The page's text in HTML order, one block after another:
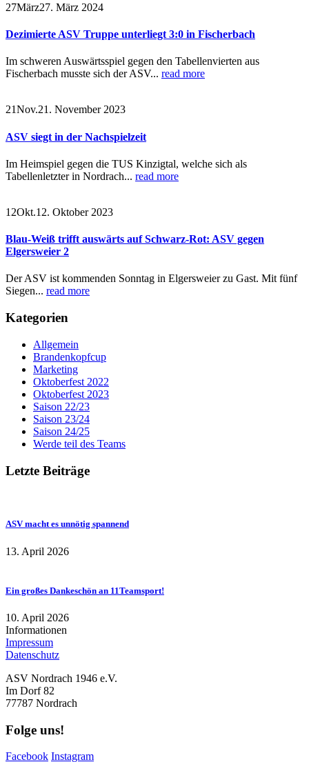
27März27. März 2024
Dezimierte ASV Truppe unterliegt 3:0 in Fischerbach
Im schweren Auswärtsspiel gegen den Tabellenvierten aus
Fischerbach musste sich der ASV... read more
21Nov.21. November 2023
ASV siegt in der Nachspielzeit
Im Heimspiel gegen die TUS Kinzigtal, welche sich als
Tabellenletzter in Nordrach... read more
12Okt.12. Oktober 2023
Blau-Weiß trifft auswärts auf Schwarz-Rot: ASV gegen
Elgersweier 2
Der ASV ist kommenden Sonntag in Elgersweier zu Gast. Mit fünf
Siegen... read more
Kategorien
Allgemein
Brandenkopfcup
Marketing
Oktoberfest 2022
Oktoberfest 2023
Saison 22/23
Saison 23/24
Saison 24/25
Werde teil des Teams
Letzte Beiträge
ASV macht es unnötig spannend
13. April 2026
Ein großes Dankeschön an 11Teamsport!
10. April 2026
Informationen
Impressum
Datenschutz
ASV Nordrach 1946 e.V.
Im Dorf 82
77787 Nordrach
Folge uns!
Facebook Instagram